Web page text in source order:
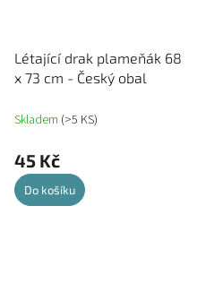
Létající drak plameňák 68
x 73 cm - Český obal
Skladem (>5 KS)
45 Kč
Do košíku